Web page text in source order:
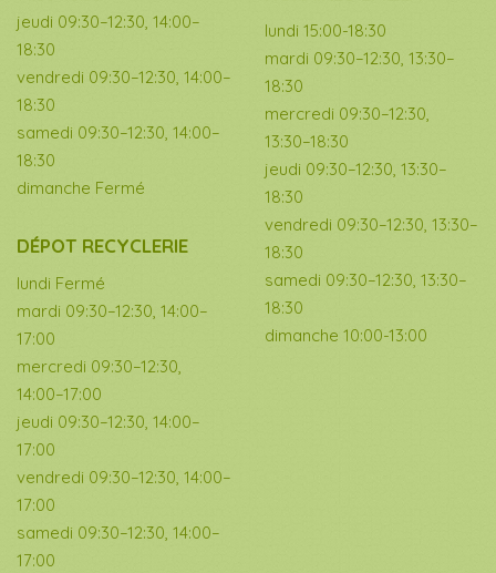
jeudi 09:30–12:30, 14:00–
18:30
vendredi 09:30–12:30, 14:00–
18:30
samedi 09:30–12:30, 14:00–
18:30
dimanche Fermé
DÉPOT RECYCLERIE
lundi Fermé
mardi 09:30–12:30, 14:00–
17:00
mercredi 09:30–12:30,
14:00–17:00
jeudi 09:30–12:30, 14:00–
17:00
vendredi 09:30–12:30, 14:00–
17:00
samedi 09:30–12:30, 14:00–
17:00
lundi 15:00-18:30
mardi 09:30–12:30, 13:30–
18:30
mercredi 09:30–12:30,
13:30–18:30
jeudi 09:30–12:30, 13:30–
18:30
vendredi 09:30–12:30, 13:30–
18:30
samedi 09:30–12:30, 13:30–
18:30
dimanche 10:00-13:00